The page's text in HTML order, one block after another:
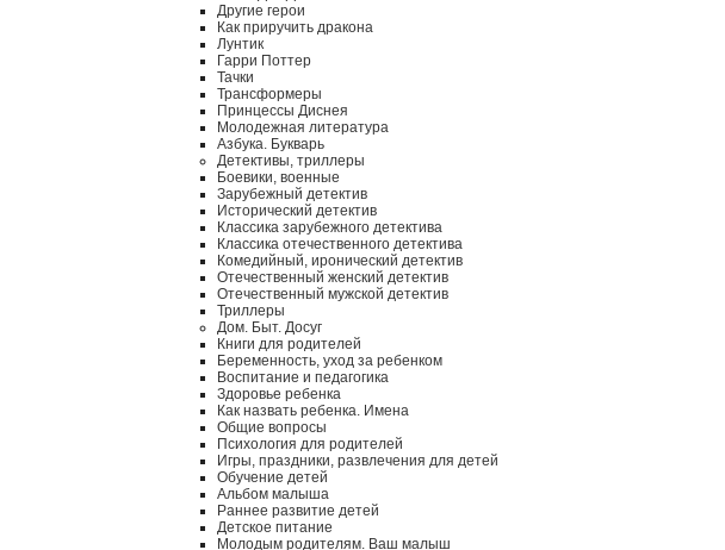
Другие герои
Как приручить дракона
Лунтик
Гарри Поттер
Тачки
Трансформеры
Принцессы Диснея
Молодежная литература
Азбука. Букварь
Детективы, триллеры
Боевики, военные
Зарубежный детектив
Исторический детектив
Классика зарубежного детектива
Классика отечественного детектива
Комедийный, иронический детектив
Отечественный женский детектив
Отечественный мужской детектив
Триллеры
Дом. Быт. Досуг
Книги для родителей
Беременность, уход за ребенком
Воспитание и педагогика
Здоровье ребенка
Как назвать ребенка. Имена
Общие вопросы
Психология для родителей
Игры, праздники, развлечения для детей
Обучение детей
Альбом малыша
Раннее развитие детей
Детское питание
Молодым родителям. Ваш малыш